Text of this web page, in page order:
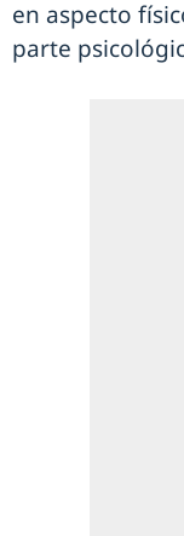
en aspecto
parte